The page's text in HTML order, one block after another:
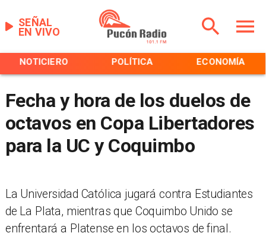
EN VIVO
SEÑAL
NOTICIERO POLÍTICA ECONOMÍA
Fecha y hora de los duelos de
octavos en Copa Libertadores
para la UC y Coquimbo
La Universidad Católica jugará contra Estudiantes
de La Plata, mientras que Coquimbo Unido se
enfrentará a Platense en los octavos de final.